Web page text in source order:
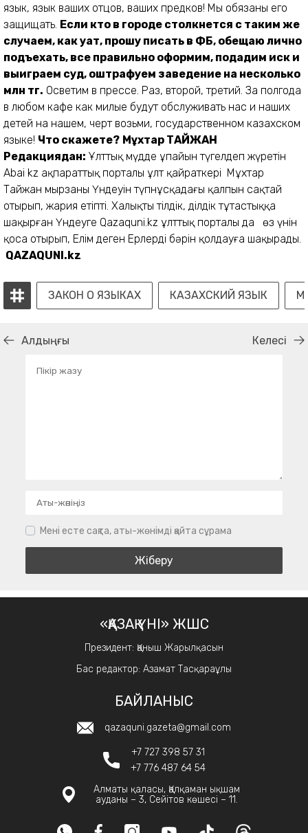
язык, язык ваших отцов, ваших предков! Мы обязаны его
защищать. Если кто в городе столкнется с таким же
случаем, как Қуат, прошу писать в ФБ, обещаю лично
подъехать, все правильно оформим, подадим иск и
выиграем суд, оштрафуем заведение на несколько
млн тг. Осветим в прессе. Раз, второй, третий. За полгода
в любом кафе как милые будут обслуживать нас и наших
детей на нашем, черт возьми, государственном казахском
языке! Что скажете? Мұхтар ТАЙЖАН
Редакциядан: Ұлттық мүдде ұпайын түгелдеп жүретін
Abai kz ақпараттық порталы ұлт қайраткері Мұхтар
Тайжан мырзаның Үндеуін түпнұсқадағы қалпын сақтай
отырып, жария етіпті. Халықты тілдік, ділдік тұтастыққа
шақырған Үндеуге Qazaquni.kz ұлттық порталы да өз үнін
қоса отырып, Елім деген Ерлердің бәрін қолдауға шақырады.
QAZAQUNI.kz
ЗАКОН О ЯЗЫКАХ КАЗАХСКИЙ ЯЗЫК
Алдыңғы Келесі
Мені есте сақта, аты-жөнімді қайта сұрама
«ҚАЗАҚ ҮНІ» ЖШС
Президент: Қаныш Жарылқасын
Бас редактор: Азамат Тасқараұлы
БАЙЛАНЫС
qazaquni.gazeta@gmail.com
+7 727 398 57 31
+7 776 487 64 54
Алматы қаласы, Қалқаман ықшам
ауданы – 3, Сейітов көшесі – 11.